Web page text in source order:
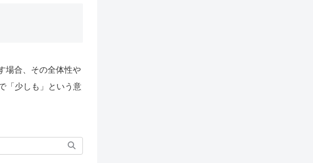
場合、その全体性や
「少しも」という意